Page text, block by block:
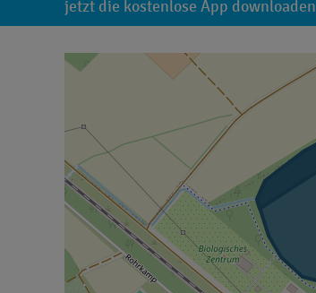
jetzt die kostenlose App downloaden